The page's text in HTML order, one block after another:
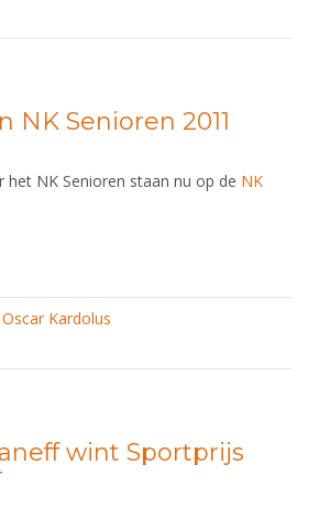
NK Senioren 2011
het NK Senioren staan nu op de NK
Oscar Kardolus
wint Sportprijs